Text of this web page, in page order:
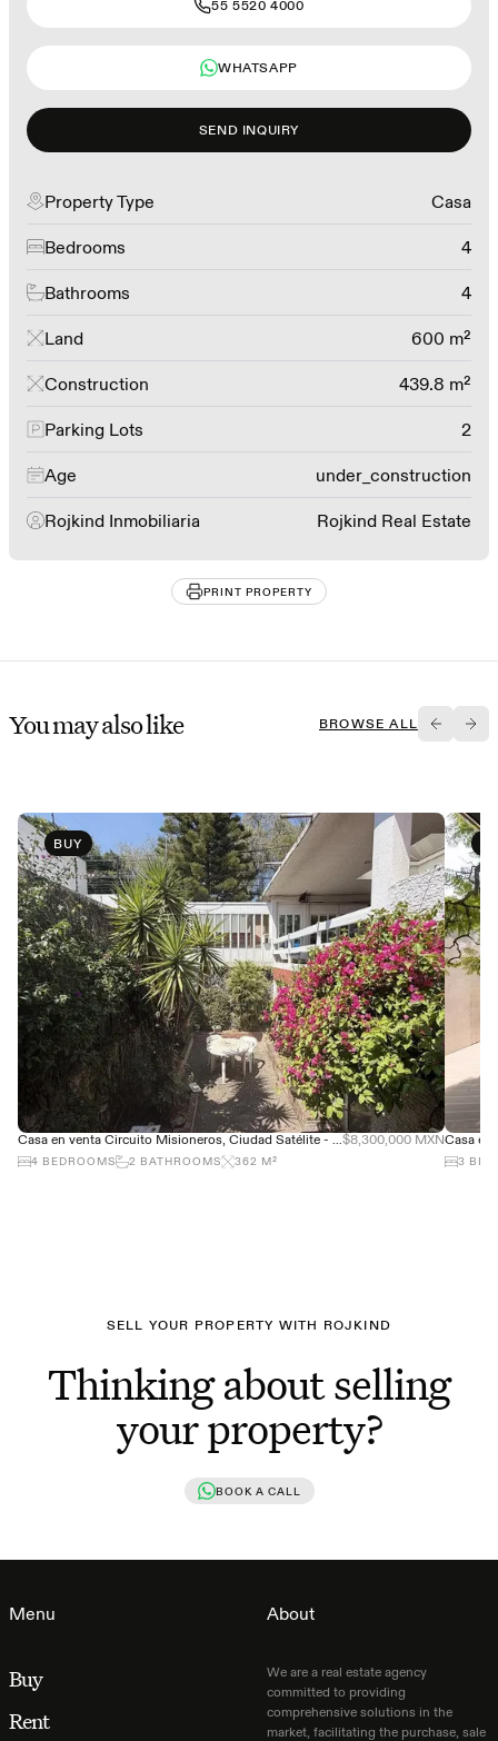
55 5520 4000
WHATSAPP
SEND INQUIRY
Property Type Casa
Bedrooms 4
Bathrooms 4
Land 600 m²
Construction 439.8 m²
Parking Lots 2
Age under_construction
Rojkind Inmobiliaria Rojkind Real Estate
PRINT PROPERTY
You may also like BROWSE ALL
BUY
Casa en venta Circuito Misioneros, Ciudad Satélite - Gran ubicación$8,300,000 MXN
4 BEDROOMS 2 BATHROOMS 362 M² 3
SELL YOUR PROPERTY WITH ROJKIND
Thinking about selling
your property?
BOOK A CALL
Menu
Buy
Rent
About
We are a real estate agency
committed to providing
comprehensive solutions in the
market, facilitating the purchase, sale